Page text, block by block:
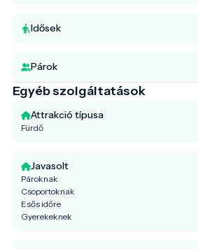
Idősek
Párok
Egyéb szolgáltatások
Attrakció típusa
Fürdő
Javasolt
Pároknak
Csoportoknak
Esős időre
Gyerekeknek